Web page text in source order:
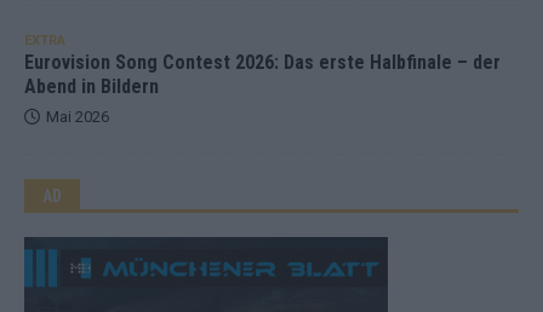
EXTRA
Eurovision Song Contest 2026: Das erste Halbfinale – der
Abend in Bildern
Mai 2026
AD